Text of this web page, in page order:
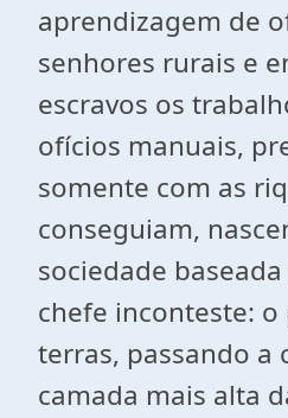
aprendizagem de
senhores rurais e
escravos os
ofícios manuais,
somente com as
conseguiam,
sociedade
chefe inconteste:
terras, passando a
camada mais alta